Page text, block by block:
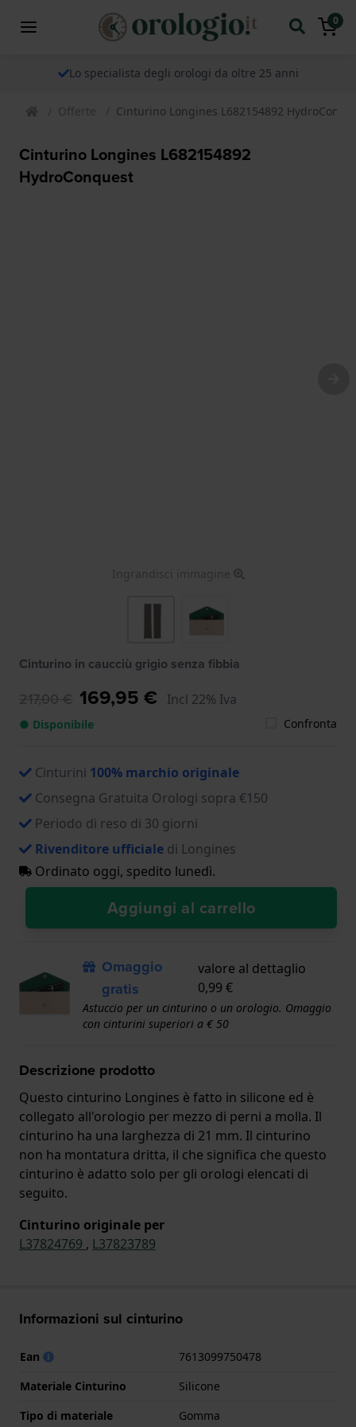
0
Lo specialista degli orologi da oltre 25 anni
Offerte Cinturino Longines L682154892
Cinturino Longines L682154892
HydroConquest
Ingrandisci immagine
Cinturino in caucciù grigio senza fibbia
217,00 € 169,95 € Incl 22% Iva
● Disponibile Confronta
Cinturini 100% marchio originale
Consegna Gratuita Orologi sopra €150
Periodo di reso di 30 giorni
Rivenditore ufficiale di Longines
Ordinato oggi, spedito lunedì.
Aggiungi al carrello
Omaggio
gratis
valore al dettaglio
0,99 €
Astuccio per un cinturino o un orologio. Omaggio
con cinturini superiori a € 50
Descrizione prodotto
Questo cinturino Longines è fatto in silicone ed è
collegato all'orologio per mezzo di perni a molla. Il
cinturino ha una larghezza di 21 mm. Il cinturino
non ha montatura dritta, il che significa che questo
cinturino è adatto solo per gli orologi elencati di
seguito.
Cinturino originale per
L37824769 , L37823789
Informazioni sul cinturino
Ean
7613099750478
Materiale Cinturino
Silicone
Tipo di materiale
Gomma